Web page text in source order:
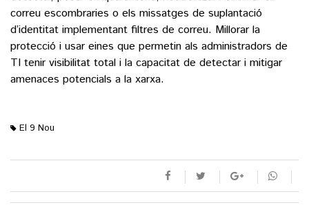
correu escombraries o els missatges de suplantació
d’identitat implementant filtres de correu. Millorar la
protecció i usar eines que permetin als administradors de
TI tenir visibilitat total i la capacitat de detectar i mitigar
amenaces potencials a la xarxa.
El 9 Nou
M'agrada